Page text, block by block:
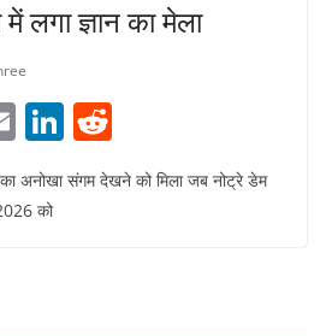
लगा ज्ञान का मेला
E
m
ai
Li
n
k
e
d
अनोखा संगम देखने को मिला जब नोट्रे डेम
को